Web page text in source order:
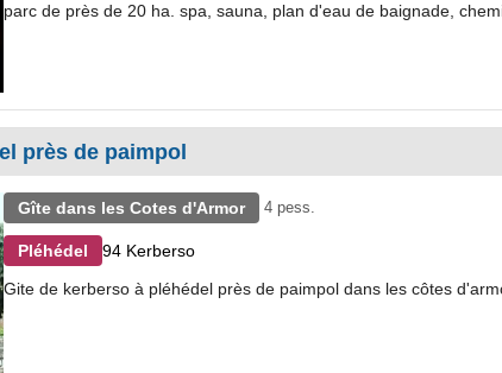
parc de près de 20 ha. spa, sauna, plan d'eau de baignade,
près de paimpol
Gîte dans les Cotes d'Armor 4 pess.
Pléhédel 94 Kerberso
Gite de kerberso à pléhédel près de paimpol dans les côtes